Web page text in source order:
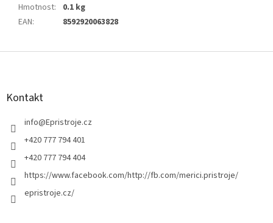
Hmotnost:
0.1 kg
EAN: 8592920063828
Z
Kontakt
info@Epristroje.cz
+420 777 794 401
+420 777 794 404
https://www.facebook.com/http://fb.com/merici.pristroje/
epristroje.cz/